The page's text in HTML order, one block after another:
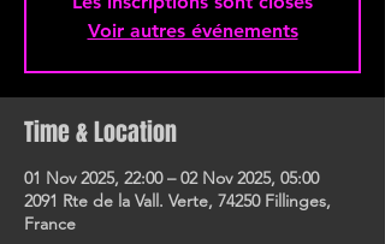
Voir autres événements
Time & Location
01 Nov 2025, 22:00 – 02 Nov 2025, 05:00
2091 Rte de la Vall. Verte, 74250 Fillinges,
France